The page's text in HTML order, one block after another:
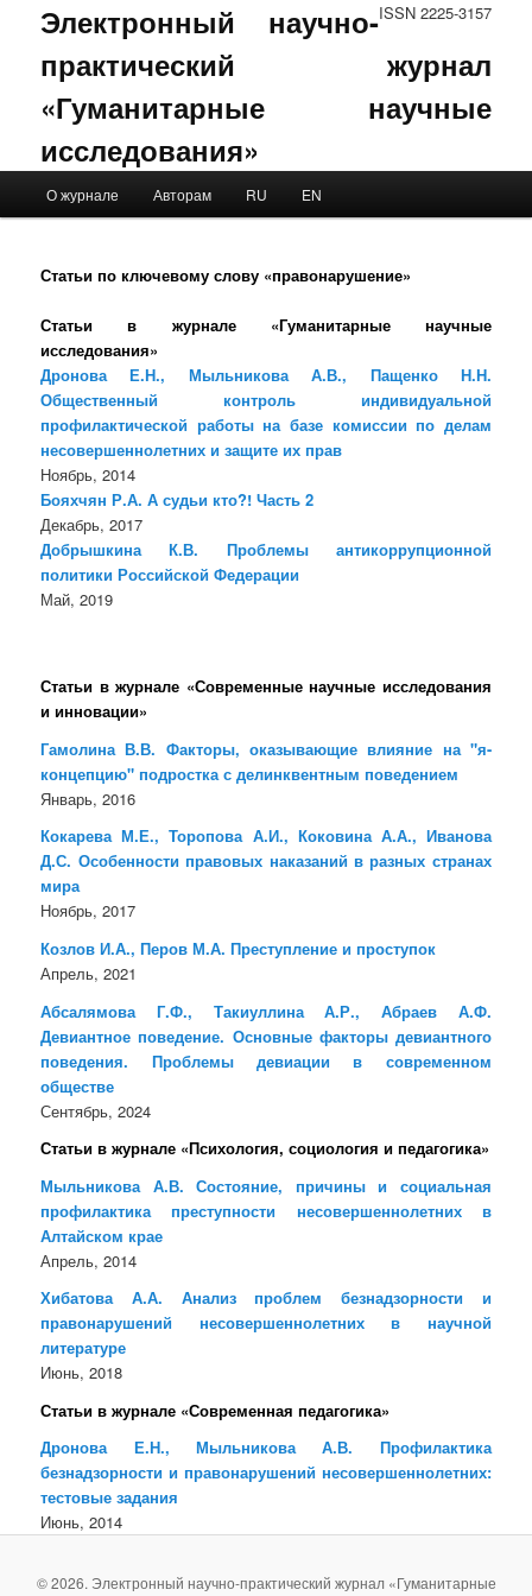
ISSN 2225-3157
Электронный научно-
практический журнал
«Гуманитарные научные
исследования»
Skip to primary content
Skip to secondary content
О журнале Авторам RU EN
Статьи по ключевому слову «правонарушение»
Статьи в журнале «Гуманитарные научные
исследования»
Дронова Е.Н., Мыльникова А.В., Пащенко Н.Н.
Общественный контроль индивидуальной
профилактической работы на базе комиссии по делам
несовершеннолетних и защите их прав
Ноябрь, 2014
Бояхчян Р.А. А судьи кто?! Часть 2
Декабрь, 2017
Добрышкина К.В. Проблемы антикоррупционной
политики Российской Федерации
Май, 2019
Статьи в журнале «Современные научные исследования
и инновации»
Гамолина В.В. Факторы, оказывающие влияние на "я-
концепцию" подростка с делинквентным поведением
Январь, 2016
Кокарева М.Е., Торопова А.И., Коковина А.А., Иванова
Д.С. Особенности правовых наказаний в разных странах
мира
Ноябрь, 2017
Козлов И.А., Перов М.А. Преступление и проступок
Апрель, 2021
Абсалямова Г.Ф., Такиуллина А.Р., Абраев А.Ф.
Девиантное поведение. Основные факторы девиантного
поведения. Проблемы девиации в современном
обществе
Сентябрь, 2024
Статьи в журнале «Психология, социология и педагогика»
Мыльникова А.В. Состояние, причины и социальная
профилактика преступности несовершеннолетних в
Алтайском крае
Апрель, 2014
Хибатова А.А. Анализ проблем безнадзорности и
правонарушений несовершеннолетних в научной
литературе
Июнь, 2018
Статьи в журнале «Современная педагогика»
Дронова Е.Н., Мыльникова А.В. Профилактика
безнадзорности и правонарушений несовершеннолетних:
тестовые задания
Июнь, 2014
© 2026. Электронный научно-практический журнал «Гуманитарные